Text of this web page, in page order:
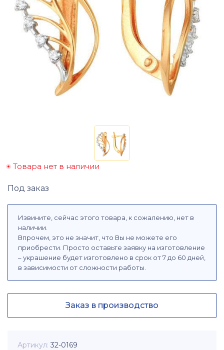
Товара нет в наличии
Под заказ
Извините, сейчас этого товара, к сожалению, нет в
наличии.
Впрочем, это не значит, что Вы не можете его
приобрести. Просто оставьте заявку на изготовление
– украшение будет изготовлено в срок от 7 до 60 дней,
в зависимости от сложности работы.
Заказ в производство
Артикул 32-0169